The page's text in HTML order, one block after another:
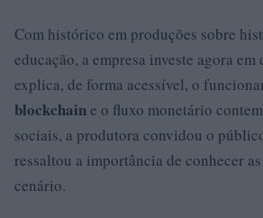
Com histórico em produções sobre
educação, a empresa investe agora em
explica, de forma acessível, o
blockchaine o fluxo monetário
sociais, a produtora convidou o
ressaltou a importância de conhecer
cenário.